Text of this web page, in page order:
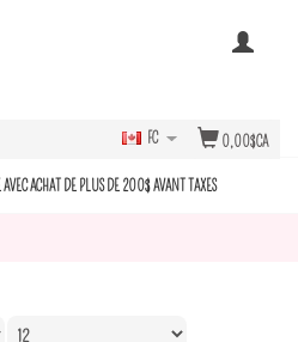
0,00$CA
FC
AVEC ACHAT DE PLUS DE 200$ AVANT TAXES